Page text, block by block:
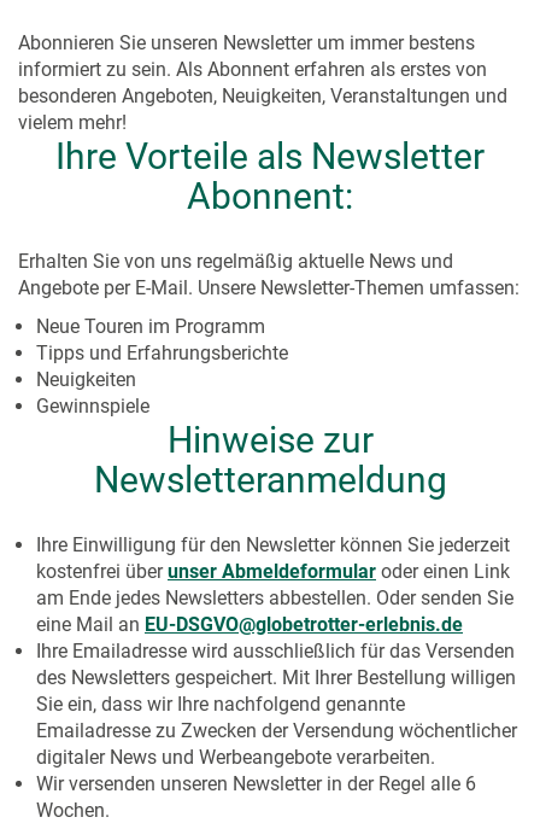
Abonnieren Sie unseren Newsletter um immer bestens
informiert zu sein. Als Abonnent erfahren als erstes von
besonderen Angeboten, Neuigkeiten, Veranstaltungen und
vielem mehr!
Ihre Vorteile als Newsletter
Abonnent:
Erhalten Sie von uns regelmäßig aktuelle News und
Angebote per E-Mail. Unsere Newsletter-Themen umfassen:
Neue Touren im Programm
Tipps und Erfahrungsberichte
Neuigkeiten
Gewinnspiele
Hinweise zur
Newsletteranmeldung
Ihre Einwilligung für den Newsletter können Sie jederzeit
kostenfrei überunser Abmeldeformular oder einen Link
am Ende jedes Newsletters abbestellen. Oder senden Sie
eine Mail an EU-DSGVO@globetrotter-erlebnis.de
Ihre Emailadresse wird ausschließlich für das Versenden
des Newsletters gespeichert. Mit Ihrer Bestellung willigen
Sie ein, dass wir Ihre nachfolgend genannte
Emailadresse zu Zwecken der Versendung wöchentlicher
digitaler News und Werbeangebote verarbeiten.
Wir versenden unseren Newsletter in der Regel alle 6
Wochen.